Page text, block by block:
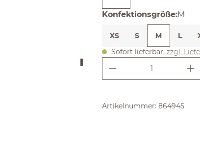
Konfektionsgröße:M
XS S M L
Sofort lieferbar, zzgl.
Produkt
Artikelnummer: 864945